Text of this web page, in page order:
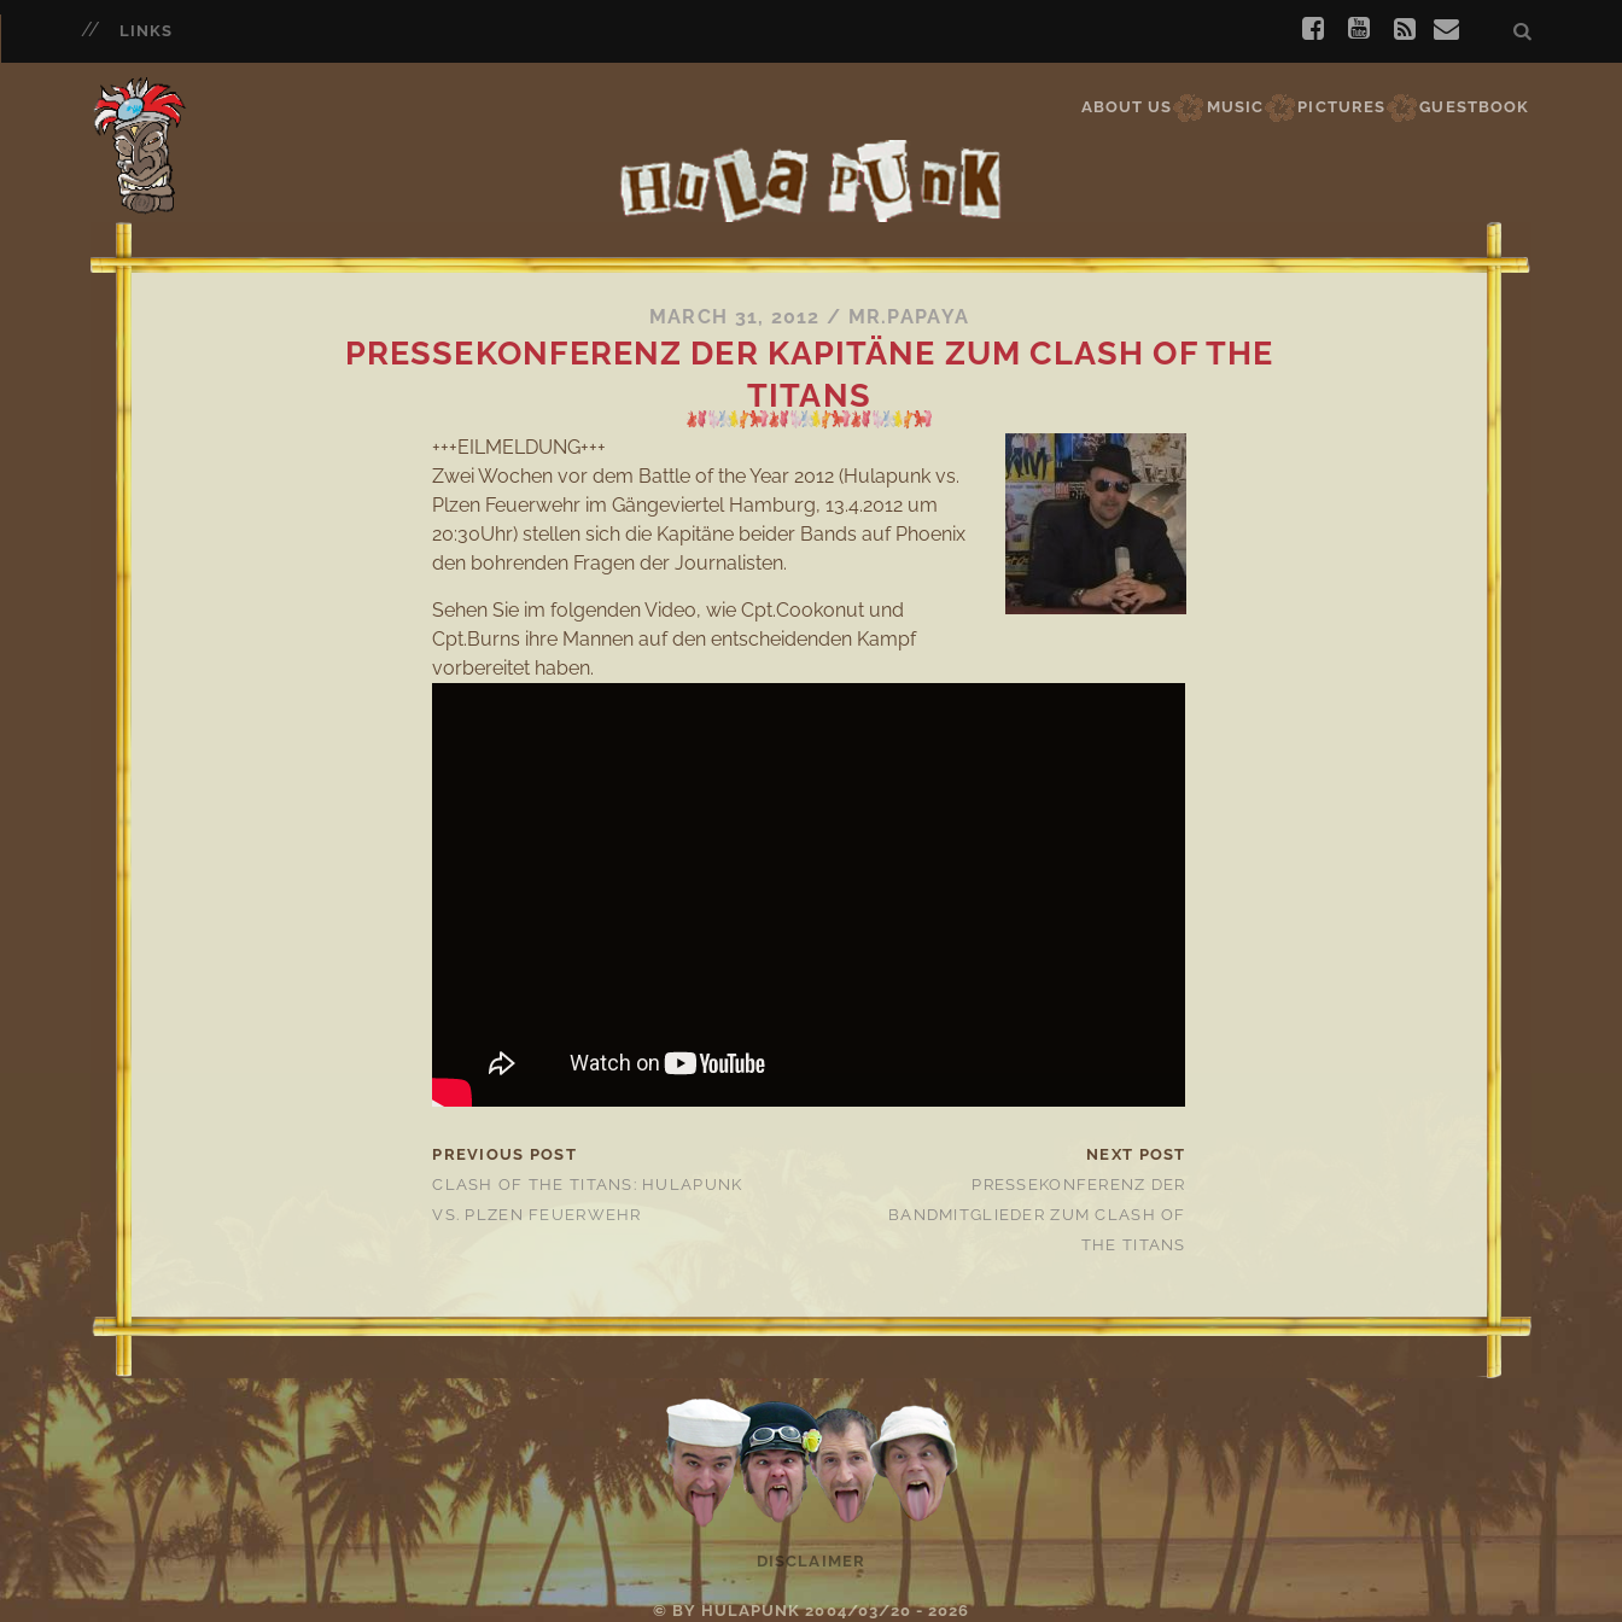
LINKS
ABOUT US MUSIC PICTURES GUESTBOOK
MARCH 31, 2012 / MR.PAPAYA
PRESSEKONFERENZ DER KAPITÄNE ZUM CLASH OF THE
TITANS
+++EILMELDUNG+++
Zwei Wochen vor dem Battle of the Year 2012 (Hulapunk vs.
Plzen Feuerwehr im Gängeviertel Hamburg, 13.4.2012 um
20:30Uhr) stellen sich die Kapitäne beider Bands auf Phoenix
den bohrenden Fragen der Journalisten.
Sehen Sie im folgenden Video, wie Cpt.Cookonut und
Cpt.Burns ihre Mannen auf den entscheidenden Kampf
vorbereitet haben.
PREVIOUS POST
CLASH OF THE TITANS: HULAPUNK
VS. PLZEN FEUERWEHR
NEXT POST
PRESSEKONFERENZ DER
BANDMITGLIEDER ZUM CLASH OF
THE TITANS
DISCLAIMER
© BY HULAPUNK 2004/03/20 - 2026